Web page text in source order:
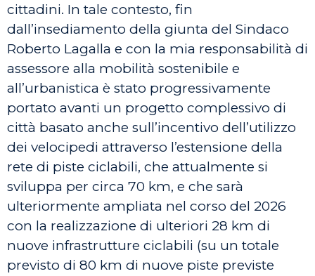
cittadini. In tale contesto, fin
dall’insediamento della giunta del Sindaco
Roberto Lagalla e con la mia responsabilità di
assessore alla mobilità sostenibile e
all’urbanistica è stato progressivamente
portato avanti un progetto complessivo di
città basato anche sull’incentivo dell’utilizzo
dei velocipedi attraverso l’estensione della
rete di piste ciclabili, che attualmente si
sviluppa per circa 70 km, e che sarà
ulteriormente ampliata nel corso del 2026
con la realizzazione di ulteriori 28 km di
nuove infrastrutture ciclabili (su un totale
previsto di 80 km di nuove piste previste